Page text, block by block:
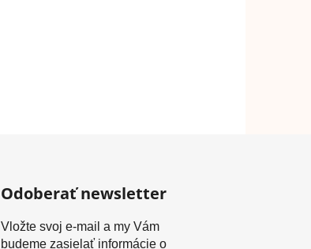
Odoberať newsletter
Vložte svoj e-mail a my Vám
budeme zasielať informácie o